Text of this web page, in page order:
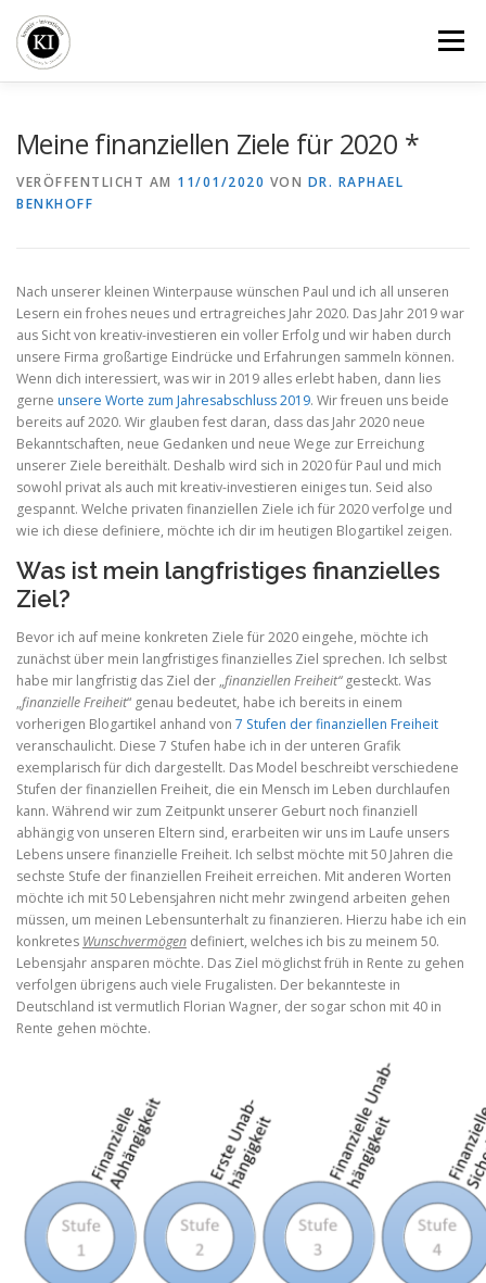
Inhalt
springen
Menü
KI-FIRMENDEPOT
Meine finanziellen Ziele für 2020 *
VERÖFFENTLICHT AM 11/01/2020 VON DR. RAPHAEL
BENKHOFF
Nach unserer kleinen Winterpause wünschen Paul und ich all unseren
Lesern ein frohes neues und ertragreiches Jahr 2020. Das Jahr 2019 war
aus Sicht von kreativ-investieren ein voller Erfolg und wir haben durch
unsere Firma großartige Eindrücke und Erfahrungen sammeln können.
Wenn dich interessiert, was wir in 2019 alles erlebt haben, dann lies
gerne unsere Worte zum Jahresabschluss 2019. Wir freuen uns beide
bereits auf 2020. Wir glauben fest daran, dass das Jahr 2020 neue
Bekanntschaften, neue Gedanken und neue Wege zur Erreichung
unserer Ziele bereithält. Deshalb wird sich in 2020 für Paul und mich
sowohl privat als auch mit kreativ-investieren einiges tun. Seid also
gespannt. Welche privaten finanziellen Ziele ich für 2020 verfolge und
wie ich diese definiere, möchte ich dir im heutigen Blogartikel zeigen.
Was ist mein langfristiges finanzielles
Ziel?
Bevor ich auf meine konkreten Ziele für 2020 eingehe, möchte ich
zunächst über mein langfristiges finanzielles Ziel sprechen. Ich selbst
habe mir langfristig das Ziel der „finanziellen Freiheit“gesteckt. Was
„finanzielle Freiheit“ genau bedeutet, habe ich bereits in einem
vorherigen Blogartikel anhand von 7 Stufen der finanziellen Freiheit
veranschaulicht. Diese 7 Stufen habe ich in der unteren Grafik
exemplarisch für dich dargestellt. Das Model beschreibt verschiedene
Stufen der finanziellen Freiheit, die ein Mensch im Leben durchlaufen
kann. Während wir zum Zeitpunkt unserer Geburt noch finanziell
abhängig von unseren Eltern sind, erarbeiten wir uns im Laufe unsers
Lebens unsere finanzielle Freiheit. Ich selbst möchte mit 50 Jahren die
sechste Stufe der finanziellen Freiheit erreichen. Mit anderen Worten
möchte ich mit 50 Lebensjahren nicht mehr zwingend arbeiten gehen
müssen, um meinen Lebensunterhalt zu finanzieren. Hierzu habe ich ein
konkretes Wunschvermögen definiert, welches ich bis zu meinem 50.
Lebensjahr ansparen möchte. Das Ziel möglichst früh in Rente zu gehen
verfolgen übrigens auch viele Frugalisten. Der bekannteste in
Deutschland ist vermutlich Florian Wagner, der sogar schon mit 40 in
Rente gehen möchte.